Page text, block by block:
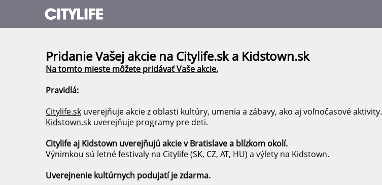
Pridanie Vašej akcie na Citylife.sk a Kidstown.sk
Na tomto mieste môžete pridávať Vaše akcie.
Pravidlá:
Citylife.sk uverejňuje akcie z oblasti kultúry, umenia a zábavy, ako aj voľnočasové aktivity.
Kidstown.sk uverejňuje programy pre deti.
Citylife aj Kidstown uverejňujú akcie v Bratislave a blízkom okolí.
Výnimkou sú letné festivaly na Citylife (SK, CZ, AT, HU) a výlety na Kidstown.
Uverejnenie kultúrnych podujatí je zdarma.